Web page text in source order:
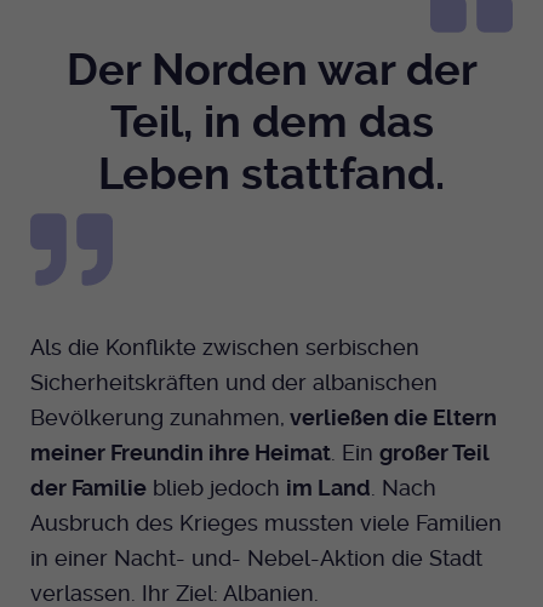
Der Norden war der
Teil, in dem das
Leben stattfand.
Als die Konflikte zwischen serbischen
Sicherheitskräften und der albanischen
Bevölkerung zunahmen, verließen die Eltern
meiner Freundin ihre Heimat. Ein großer Teil
der Familie blieb jedoch im Land. Nach
Ausbruch des Krieges mussten viele Familien
in einer Nacht- und- Nebel-Aktion die Stadt
verlassen. Ihr Ziel: Albanien.